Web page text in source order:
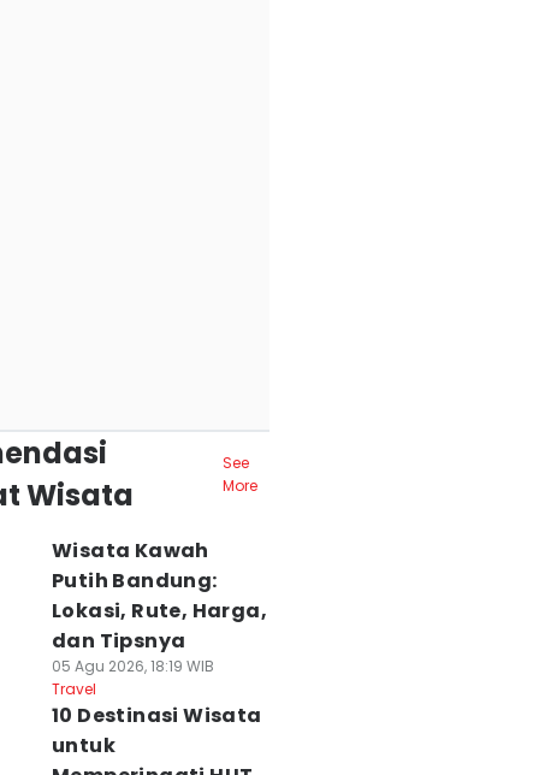
Wisata
See
More
Wisata Kawah
Putih Bandung:
Lokasi, Rute, Harga,
dan Tipsnya
05 Agu 2026, 18:19 WIB
Travel
10 Destinasi Wisata
untuk